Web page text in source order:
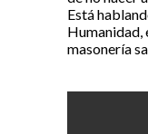
Está
Humanidad,
masonería